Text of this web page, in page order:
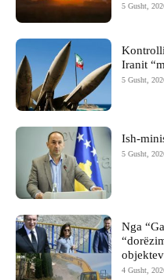
5 Gusht,
Iranit
5 Gusht,
Ish-
5 Gusht,
Nga
4 Gusht,